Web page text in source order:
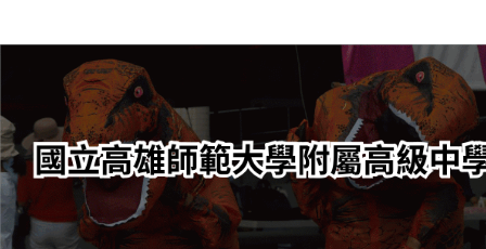
轉
要
內
容